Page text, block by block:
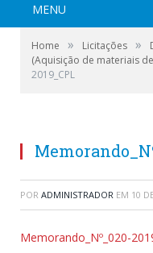
MENU
Home » Licitações »
(Aquisição de materiais
2019_CPL
POR ADMINISTRADOR EM 10
Memorando_Nº_020-